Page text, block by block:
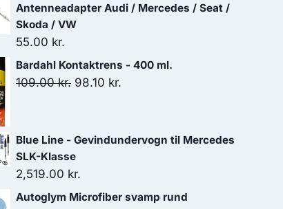
Antenneadapter Audi / Mercedes / Seat /
Skoda / VW
55.00 kr.
Bardahl Kontaktrens - 400 ml.
109.00kr. Den
var:
109.00 kr..
98.10 kr.
er:
Blue Line - Gevindundervogn til Mercedes
SLK-Klasse
2,519.00 kr.
Autoglym Microfiber svamp rund